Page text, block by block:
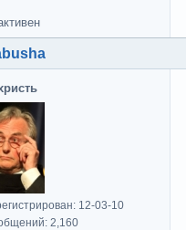
12-03-10
2,160